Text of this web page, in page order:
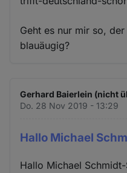
Geht es nur mir so,
blauäugig?
Gerhard Baierlein (nicht
Do. 28 Nov 2019 - 13:29
Hallo Michael
Hallo Michael